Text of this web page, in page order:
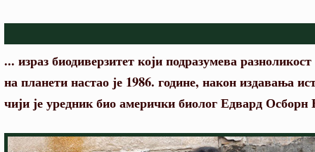
... израз биодиверзитет који подразумева
на планети настао је 1986. године, након издавања
чији је уредник био амерички биолог Едвард Осборн